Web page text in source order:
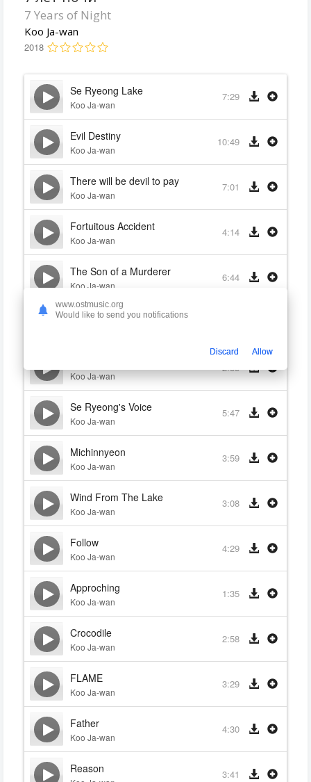
7 Years of Night
Koo Ja-wan
2018
Se Ryeong Lake
Koo Ja-wan
7:29
Evil Destiny
Koo Ja-wan
10:49
There will be devil to pay
Koo Ja-wan
7:01
Fortuitous Accident
Koo Ja-wan
4:14
The Son of a Murderer
Koo Ja-wan
6:44
From the Well
Koo Ja-wan
2:35
Se Ryeong's Voice
Koo Ja-wan
5:47
Michinnyeon
Koo Ja-wan
3:59
Wind From The Lake
Koo Ja-wan
3:08
Follow
Koo Ja-wan
4:29
Approching
Koo Ja-wan
1:35
Crocodile
Koo Ja-wan
2:58
FLAME
Koo Ja-wan
3:29
Father
Koo Ja-wan
4:30
Reason 3:41
www.ostmusic.org
Would like to send you notifications
Discard Allow